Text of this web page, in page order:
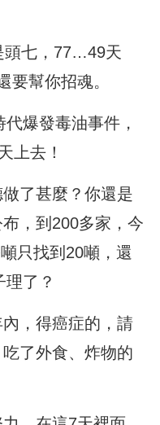
頭七，77…49天
要幫你招魂。
爆發毒油事件，
上去！
了甚麼？你還是
，到200多家，今
只找到20噸，還
了？
，得癌症的，請
了外食、炸物的